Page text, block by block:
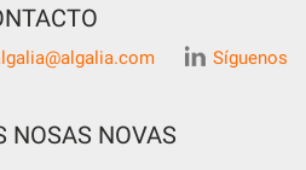
Síguenos
NOSAS NOVAS